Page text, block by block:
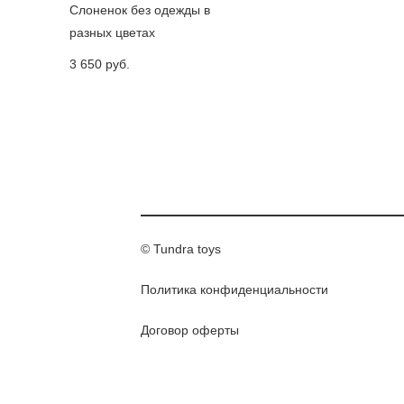
Слоненок без одежды в
разных цветах
3 650 pуб.
© Tundra toys
Политика конфиденциальности
Договор оферты